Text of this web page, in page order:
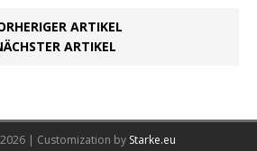
ARTIKEL
ARTIKEL
| Customization by Starke.eu